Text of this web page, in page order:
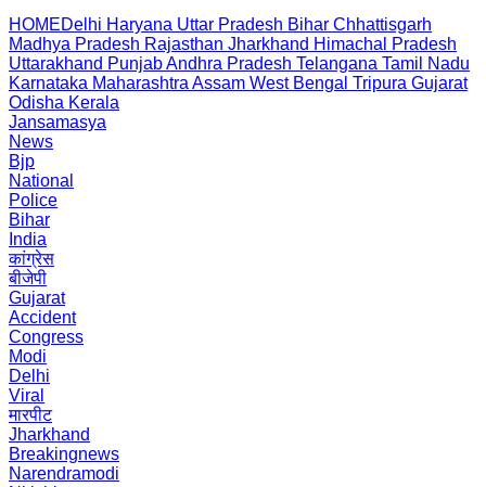
HOMEDelhi Haryana Uttar Pradesh Bihar Chhattisgarh
Madhya Pradesh Rajasthan Jharkhand Himachal Pradesh
Uttarakhand PunjabAndhra Pradesh Telangana Tamil Nadu
Karnataka Maharashtra Assam West Bengal Tripura Gujarat
Odisha Kerala
Jansamasya
News
Bjp
National
Police
Bihar
India
कांग्रेस
बीजेपी
Gujarat
Accident
Congress
Modi
Delhi
Viral
मारपीट
Jharkhand
Breakingnews
Narendramodi